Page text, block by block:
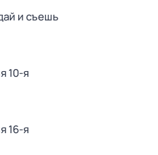
и съешь
10-я
16-я